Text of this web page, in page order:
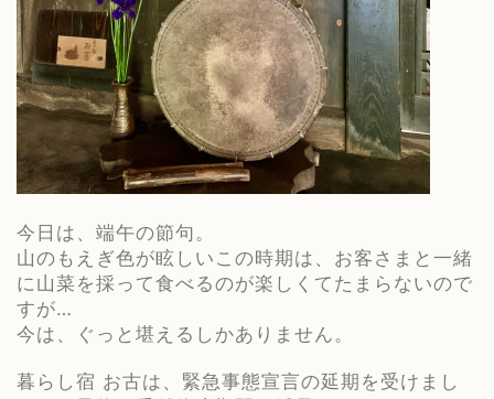
今日は、端午の節句。
山のもえぎ色が眩しいこの時期は、お客さまと一緒
に山菜を採って食べるのが楽しくてたまらないので
すが…
今は、ぐっと堪えるしかありません。
暮らし宿 お古は、緊急事態宣言の延期を受けまし